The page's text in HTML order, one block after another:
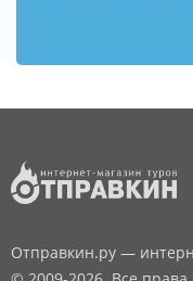
Отправкин.ру —